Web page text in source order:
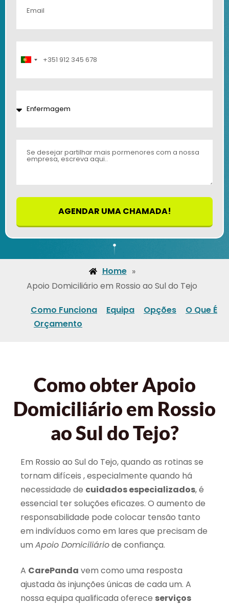
Portugal
+351
AGENDAR UMA CHAMADA!
Home »
Apoio Domiciliário em Rossio ao Sul do Tejo
Como Funciona Equipa Opções
O Que É
Orçamento
Como obter Apoio
Domiciliário em Rossio
ao Sul do Tejo?
Em Rossio ao Sul do Tejo, quando as rotinas se
tornam difíceis , especialmente quando há
necessidade de cuidados especializados, é
essencial ter soluções eficazes. O aumento de
responsabilidade pode colocar tensão tanto
em indivíduos como em lares que precisam de
um Apoio Domiciliáriode confiança.
A CarePanda vem como uma resposta
ajustada às injunções únicas de cada um. A
nossa equipa qualificada oferece serviços